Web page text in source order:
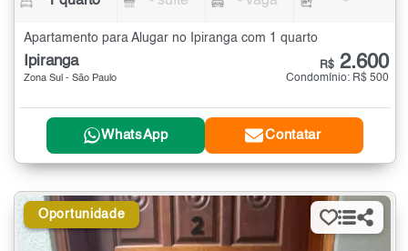
Apartamento para Alugar no Ipiranga com 1 quarto
Ipiranga
Zona Sul - São Paulo
R$ 2.600
Condomínio: R$ 500
WhatsApp Contatar
Oportunidade